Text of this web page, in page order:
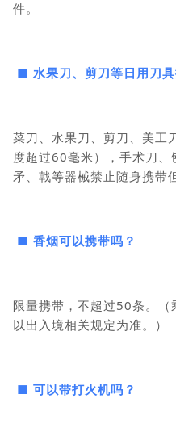
件。
■ 水果刀、剪刀等日用刀
菜刀、水果刀、剪刀、美工
度超过60毫米），手术刀、
矛、戟等器械禁止随身携带
■ 香烟可以携带吗？
限量携带，不超过50条。
以出入境相关规定为准。）
■ 可以带打火机吗？